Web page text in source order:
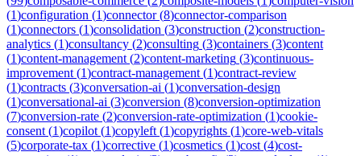
(1)configuration (1)connector(8)connector-comparison
(1)connectors (1)consolidation (3)construction (2)construction-
analytics (1)consultancy (2)consulting (3)containers (3)content
(1)content-management (2)content-marketing (3)continuous-
improvement (1)contract-management (1)contract-review
(1)contracts (3)conversation-ai (1)conversation-design
(1)conversational-ai (3)conversion (8)conversion-optimization
(7)conversion-rate (2)conversion-rate-optimization (1)cookie-
consent (1)copilot (1)copyleft (1)copyrights (1)core-web-vitals
(5)corporate-tax (1)corrective (1)cosmetics (1)cost (4)cost-